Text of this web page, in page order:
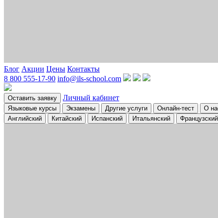
Блог Акции Цены Контакты
8 800 555-17-90 info@ils-school.com
Оставить заявку Личный кабинет
Языковые курсы Экзамены Другие услуги Онлайн-тест
О
Английский
Китайский Испанский Итальянский Французский